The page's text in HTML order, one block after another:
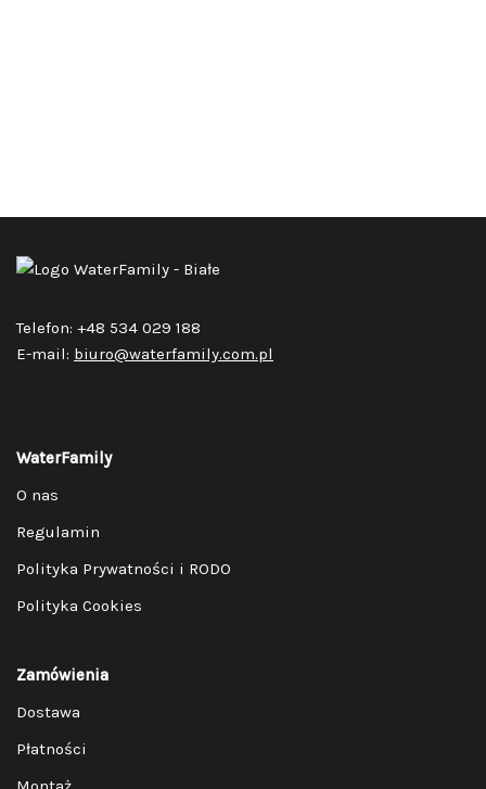
Telefon: +48 534 029 188
E-mail: biuro@waterfamily.com.pl
WaterFamily
O nas
Regulamin
Polityka Prywatności i RODO
Polityka Cookies
Zamówienia
Dostawa
Płatności